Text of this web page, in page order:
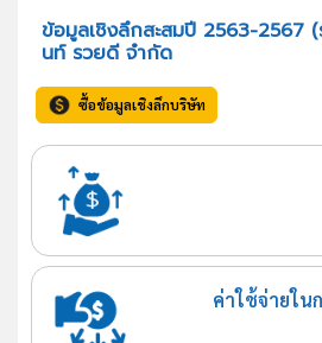
ข้อมูลเชิงลึกสะสมปี 2563-2567
นท์ รวยดี จำกัด
ซื้อข้อมูลเชิงลึกบริษัท
ค่าใช้จ่ายใน